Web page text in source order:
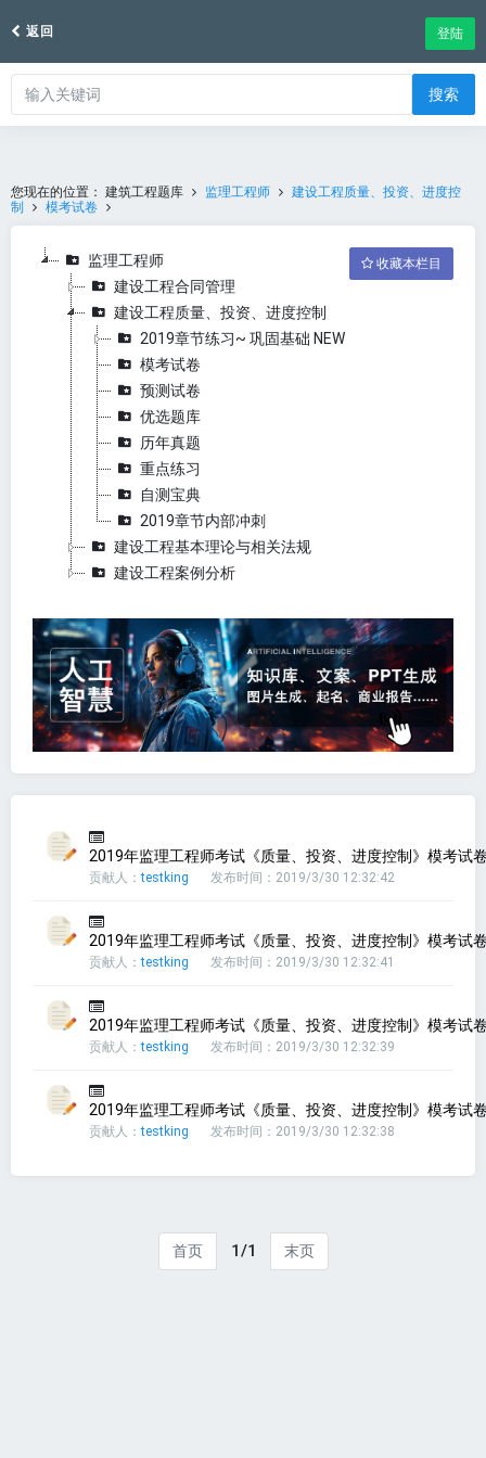
返回 登陆
搜索
您现在的位置： 建筑工程题库 监理工程师
建设工程质量、投资、进度控
制
模考试卷
收藏本栏目
监理工程师
建设工程合同管理
建设工程质量、投资、进度控制
2019章节练习~ 巩固基础 NEW
模考试卷
预测试卷
优选题库
历年真题
重点练习
自测宝典
2019章节内部冲刺
建设工程基本理论与相关法规
建设工程案例分析
2019年监理工程师考试《质量、投资、进度控制》模考试
贡献人：testking 发布时间：2019/3/30 12:32:42
2019年监理工程师考试《质量、投资、进度控制》模考试
贡献人：testking 发布时间：2019/3/30 12:32:41
2019年监理工程师考试《质量、投资、进度控制》模考试
贡献人：testking 发布时间：2019/3/30 12:32:39
2019年监理工程师考试《质量、投资、进度控制》模考试
贡献人：testking 发布时间：2019/3/30 12:32:38
首页 1/1 末页